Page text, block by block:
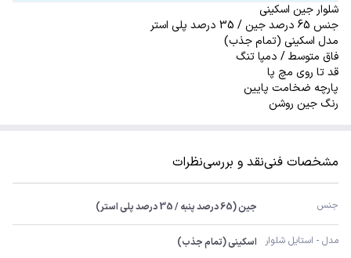
شلوار جین اسکینی
جنس 65 درصد جین / 35 درصد پلی استر
مدل اسکینی (تمام جذب)
فاق متوسط / دمپا تنگ
قد تا روی مچ پا
پارچه ضخامت پایین
رنگ جین روشن
مشخصات فنینقد و بررسینظرات
جنس جین (65 درصد پنبه / 35 درصد پلی استر)
مدل - استایل شلوار اسکینی (تمام جذب)